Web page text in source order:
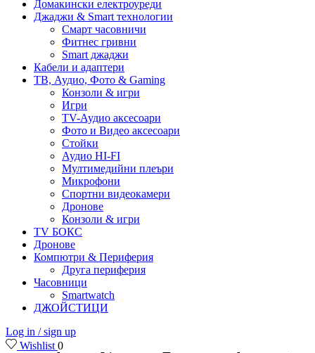
Домакински електроуреди
Джаджи & Smart технологии
Смарт часовничи
Фитнес гривни
Smart джаджи
Кабели и адаптери
ТВ, Аудио, Фото & Gaming
Конзоли & игри
Игри
TV-Аудио аксесоари
Фото и Видео аксесоари
Стойки
Аудио HI-FI
Мултимедийни плеъри
Микрофони
Спортни видеокамери
Дронове
Конзоли & игри
TV БОКС
Дронове
Компютри & Периферия
Друга периферия
Часовници
Smartwatch
ДЖОЙСТИЦИ
Log in / sign up
Wishlist 0